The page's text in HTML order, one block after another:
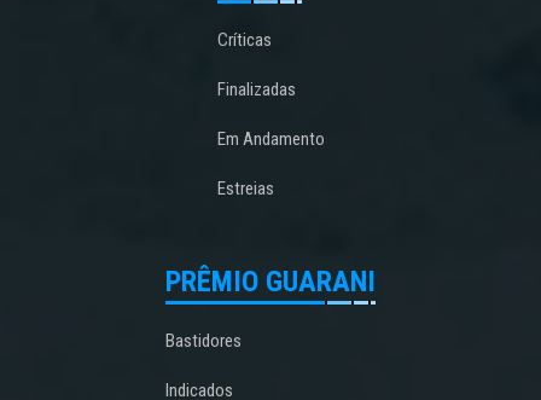
Críticas
Finalizadas
Em Andamento
Estreias
PRÊMIO GUARANI
Bastidores
Indicados